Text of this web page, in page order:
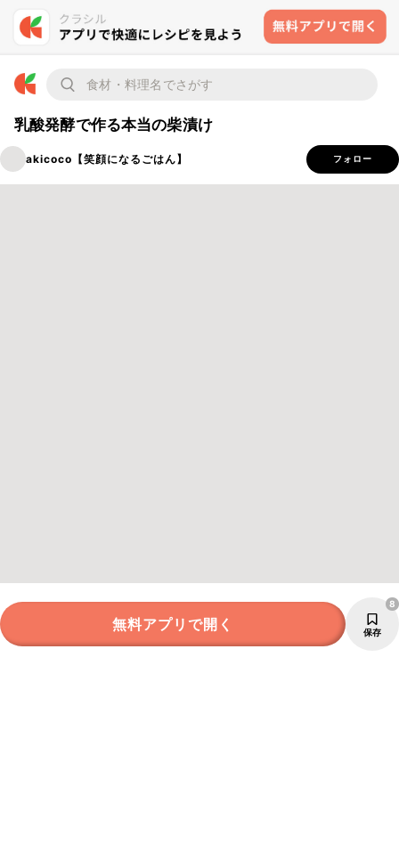
乳酸発酵で作る本当の柴漬け
akicoco【笑顔になるごはん】 フォロー
無料アプリで開く 保存
8